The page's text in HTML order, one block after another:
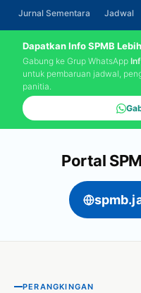
Jurnal Sementara Jadwal
Dapatkan Info SPMB
Gabung ke Grup WhatsApp
untuk pembaruan jadwal,
panitia.
Portal
PERANGKINGAN